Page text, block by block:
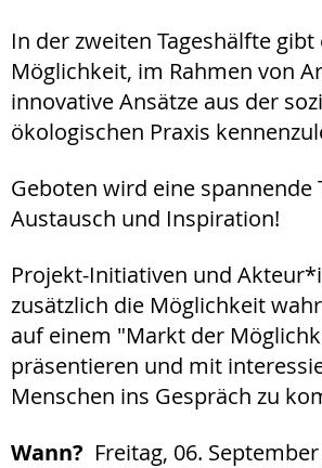
In der zweiten Tageshälfte gibt
Möglichkeit, im Rahmen von
innovative Ansätze aus der
ökologischen Praxis
Geboten wird eine spannende
Austausch und Inspiration!
Projekt-Initiativen und
zusätzlich die Möglichkeit
auf einem "Markt der
präsentieren und mit
Menschen ins Gespräch zu
Wann? Freitag, 06.